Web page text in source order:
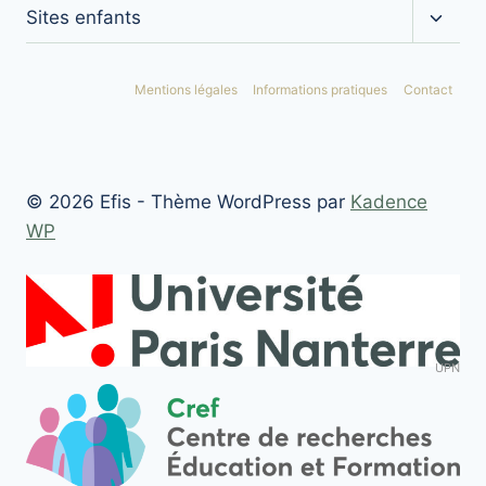
Sites enfants
le
enfant
Mentions légales Informations pratiques Contact
© 2026 Efis - Thème WordPress par Kadence
WP
UPN